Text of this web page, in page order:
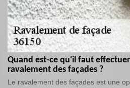
Quand est-ce qu'il faut
ravalement des façades ?
Le ravalement des façades est une